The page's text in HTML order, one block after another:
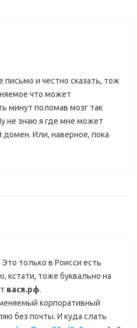
и честно сказать, тож
что может
минут поломав мозг так
не знаю я где мне может
домен. Или, наверное, пока
только в Роисси есть
кстати, тоже буквально на
вася.рф.
корпоративный
без почты. И куда слать